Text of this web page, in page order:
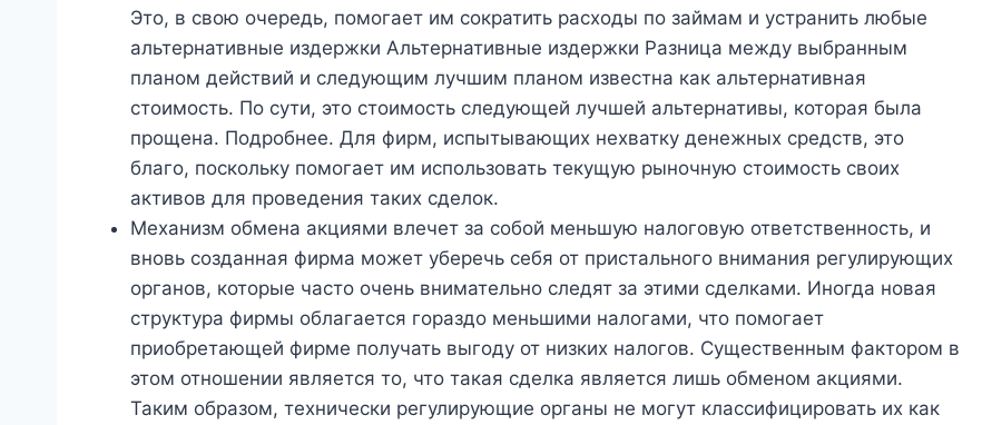
Это, в свою очередь, помогает им сократить расходы по займам и устранить любые
альтернативные издержки Альтернативные издержки Разница между выбранным
планом действий и следующим лучшим планом известна как альтернативная
стоимость. По сути, это стоимость следующей лучшей альтернативы, которая была
прощена. Подробнее. Для фирм, испытывающих нехватку денежных средств, это
благо, поскольку помогает им использовать текущую рыночную стоимость своих
активов для проведения таких сделок.
Механизм обмена акциями влечет за собой меньшую налоговую ответственность, и
вновь созданная фирма может уберечь себя от пристального внимания регулирующих
органов, которые часто очень внимательно следят за этими сделками. Иногда новая
структура фирмы облагается гораздо меньшими налогами, что помогает
приобретающей фирме получать выгоду от низких налогов. Существенным фактором в
этом отношении является то, что такая сделка является лишь обменом акциями.
Таким образом, технически регулирующие органы не могут классифицировать их как